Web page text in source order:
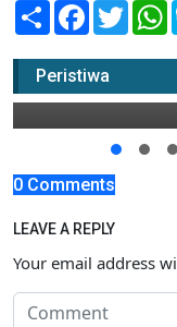
Share Facebook
Peristiwa
Rusak Parah,
Jatirogo-
13 Mei 2017 11:00
0 Comments
LEAVE A REPLY
Your email address